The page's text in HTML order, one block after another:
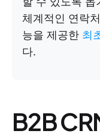
체계적인 연락
능을 제공한 최
다.
B2B